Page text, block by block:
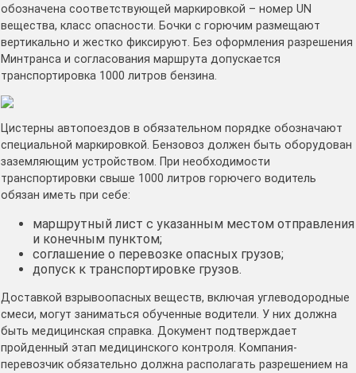
обозначена соответствующей маркировкой – номер UN
вещества, класс опасности. Бочки с горючим размещают
вертикально и жестко фиксируют. Без оформления разрешения
Минтранса и согласования маршрута допускается
транспортировка 1000 литров бензина.
Цистерны автопоездов в обязательном порядке обозначают
специальной маркировкой. Бензовоз должен быть оборудован
заземляющим устройством. При необходимости
транспортировки свыше 1000 литров горючего водитель
обязан иметь при себе:
маршрутный лист с указанным местом отправления
и конечным пунктом;
соглашение о перевозке опасных грузов;
допуск к транспортировке грузов.
Доставкой взрывоопасных веществ, включая углеводородные
смеси, могут заниматься обученные водители. У них должна
быть медицинская справка. Документ подтверждает
пройденный этап медицинского контроля. Компания-
перевозчик обязательно должна располагать разрешением на